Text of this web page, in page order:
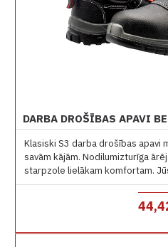
Klasiski S3 darba drošības apavi
savām kājām. Nodilumizturīga
starpzole lielākam komfortam.